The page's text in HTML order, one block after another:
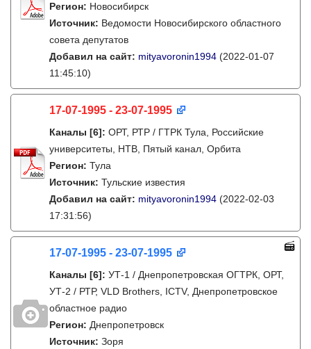
Регион: Новосибирск
Источник: Ведомости Новосибирского областного
совета депутатов
Добавил на сайт: mityavoronin1994 (2022-01-07
11:45:10)
17-07-1995 - 23-07-1995
Каналы [6]: ОРТ, РТР / ГТРК Тула, Российские
университеты, НТВ, Пятый канал, Орбита
Регион: Тула
Источник: Тульские известия
Добавил на сайт: mityavoronin1994 (2022-02-03
17:31:56)
17-07-1995 - 23-07-1995
Каналы [6]: УТ-1 / Днепропетровская ОГТРК, ОРТ,
УТ-2 / РТР, VLD Brothers, ICTV, Днепропетровское
областное радио
Регион: Днепропетровск
Источник: Зоря